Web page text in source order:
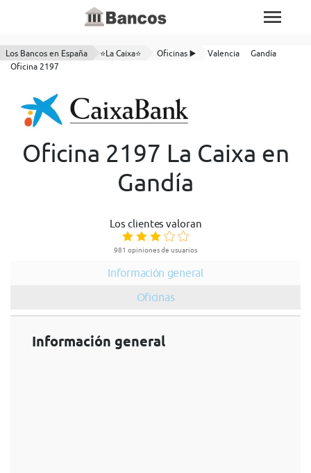
Los Bancos en España ⭐La Caixa⭐ Oficinas ▶️ Valencia
Gandía
Oficina 2197
Oficina 2197 La Caixa en
Gandía
Los clientes valoran
981 opiniones de usuarios
Información general
Oficinas
Información general